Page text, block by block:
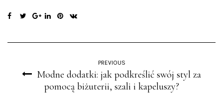
PREVIOUS
Modne dodatki: jak podkreślić swój styl za
pomocą biżuterii, szali i kapeluszy?